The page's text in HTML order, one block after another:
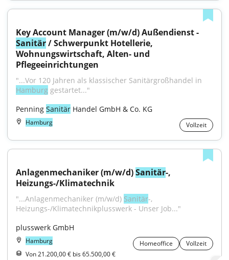
Sanitär / Schwerpunkt Hotellerie,
Wohnungswirtschaft, Alten- und
Pflegeeinrichtungen
Hamburg gestartet..."
Penning Sanitär Handel GmbH & Co. KG
Hamburg Vollzeit
Anlagenmechaniker (m/w/d) Sanitär-,
Heizungs-/Klimatechnik
"...Anlagenmechaniker (m/w/d) Sanitär-,
Heizungs-/Klimatechnikplusswerk - Unser Job..."
plusswerk GmbH
Hamburg Homeoffice
Vollzeit
Von 21.200,00 € bis 65.500,00 €